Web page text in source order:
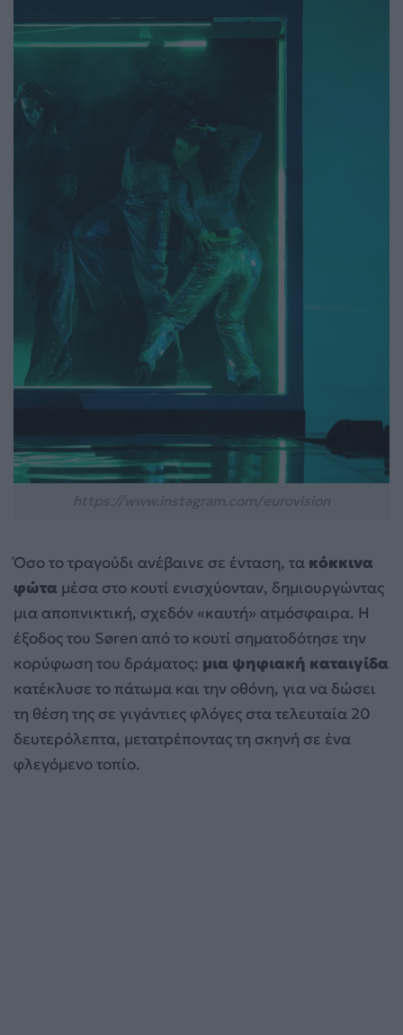
Όσο το τραγούδι ανέβαινε σε ένταση, τα κόκκινα
φώτα μέσα στο κουτί ενισχύονταν, δημιουργώντας
μια αποπνικτική, σχεδόν «καυτή» ατμόσφαιρα. Η
έξοδος του Søren από το κουτί σηματοδότησε την
κορύφωση του δράματος: μια ψηφιακή καταιγίδα
κατέκλυσε το πάτωμα και την οθόνη, για να δώσει
τη θέση της σε γιγάντιες φλόγες στα τελευταία 20
δευτερόλεπτα, μετατρέποντας τη σκηνή σε ένα
φλεγόμενο τοπίο.